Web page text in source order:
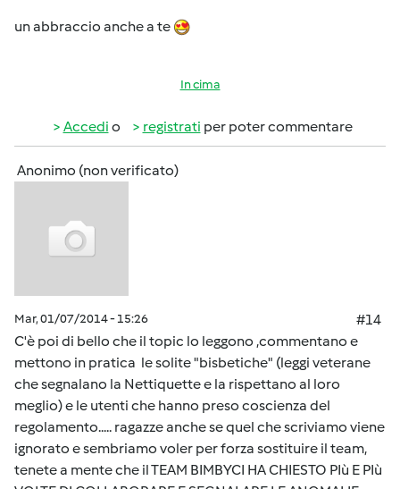
un abbraccio anche a te
In cima
Accedi o registrati per poter commentare
Anonimo (non verificato)
Mar, 01/07/2014 - 15:26
#14
C'è poi di bello che il topic lo leggono ,commentano e
mettono in pratica le solite "bisbetiche" (leggi veterane
che segnalano la Nettiquette e la rispettano al loro
meglio) e le utenti che hanno preso coscienza del
regolamento..... ragazze anche se quel che scriviamo viene
ignorato e sembriamo voler per forza sostituire il team,
tenete a mente che il TEAM BIMBYCI HA CHIESTO PIù E PIù